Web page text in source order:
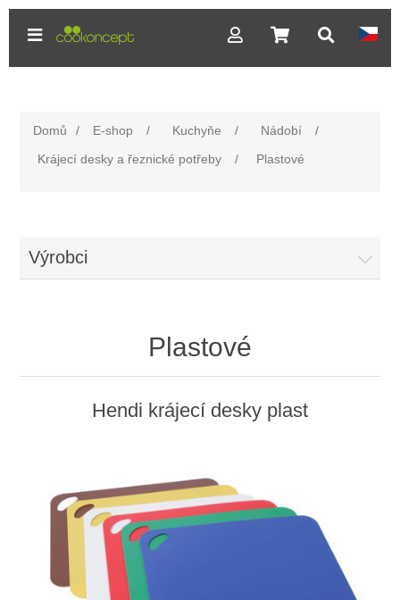
Domů / E-shop / Kuchyňe / Nádobí
/
Krájecí desky a řeznické potřeby
/ Plastové
Výrobci
Plastové
Hendi krájecí desky plast